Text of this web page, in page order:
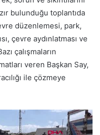
bulunduğu toplantıda
düzenlemesi, park,
çevre aydınlatması ve
çalışmaların
veren Başkan Say,
ile çözmeye